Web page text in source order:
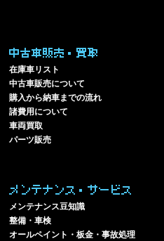
中古車販売・買取
在庫車リスト
中古車販売について
購入から納車までの流れ
諸費用について
車両買取
パーツ販売
メンテナンス・サービス
メンテナンス豆知識
整備・車検
オールペイント・板金・事故処理